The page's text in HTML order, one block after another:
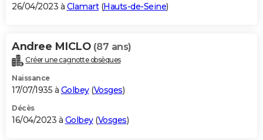
26/04/2023 à Clamart(Hauts-de-Seine)
Andree MICLO (87 ans)
Créer une cagnotte obsèques
Naissance
17/07/1935 à Golbey(Vosges)
Décès
16/04/2023 à Golbey(Vosges)